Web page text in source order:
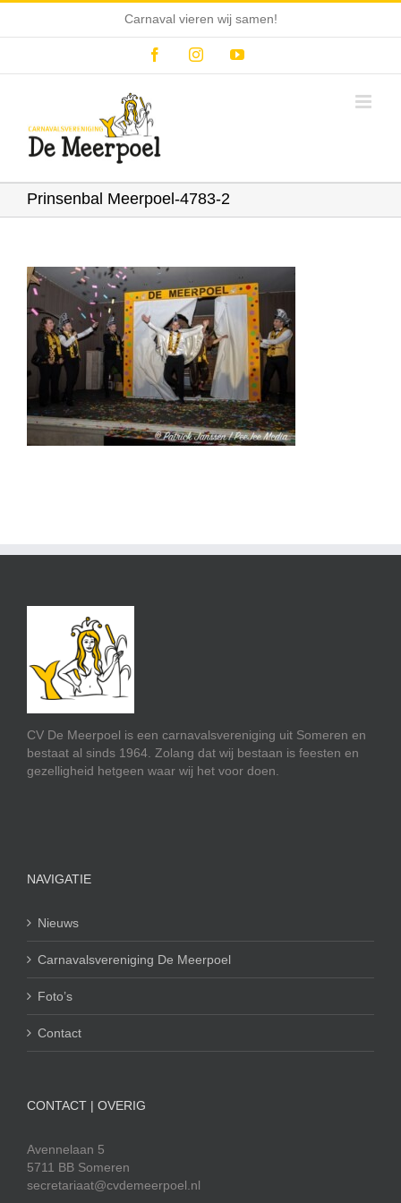
Carnaval vieren wij samen!
FacebookInstagramYouTube
Prinsenbal Meerpoel-4783-2
CV De Meerpoel is een carnavalsvereniging uit Someren en
bestaat al sinds 1964. Zolang dat wij bestaan is feesten en
gezelligheid hetgeen waar wij het voor doen.
NAVIGATIE
Nieuws
Carnavalsvereniging De Meerpoel
Foto’s
Contact
CONTACT | OVERIG
Avennelaan 5
5711 BB Someren
secretariaat@cvdemeerpoel.nl